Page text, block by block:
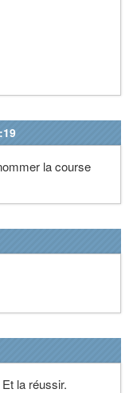
la course
la réussir.